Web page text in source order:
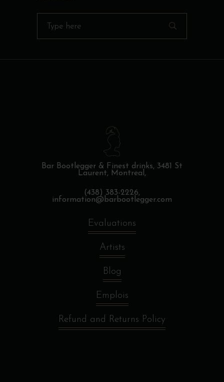
Bar Bootlegger & Finest drinks, 3481 St
Laurent, Montreal,
(438) 383-2226,
information@barbootlegger.com
Evaluations
Artists
Blog
Emplois
Refund and Returns Policy